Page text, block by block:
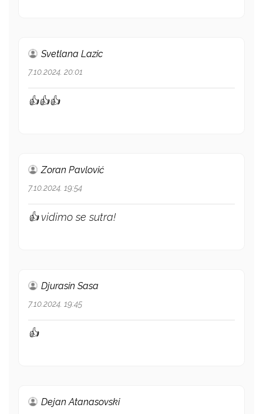
Svetlana Lazic
7.10.2024. 20:01
👍👍👍
Zoran Pavlović
7.10.2024. 19:54
👍 vidimo se sutra!
Djurasin Sasa
7.10.2024. 19:45
👍
Dejan Atanasovski